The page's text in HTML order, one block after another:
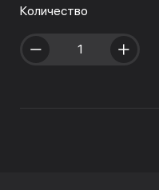
Количество